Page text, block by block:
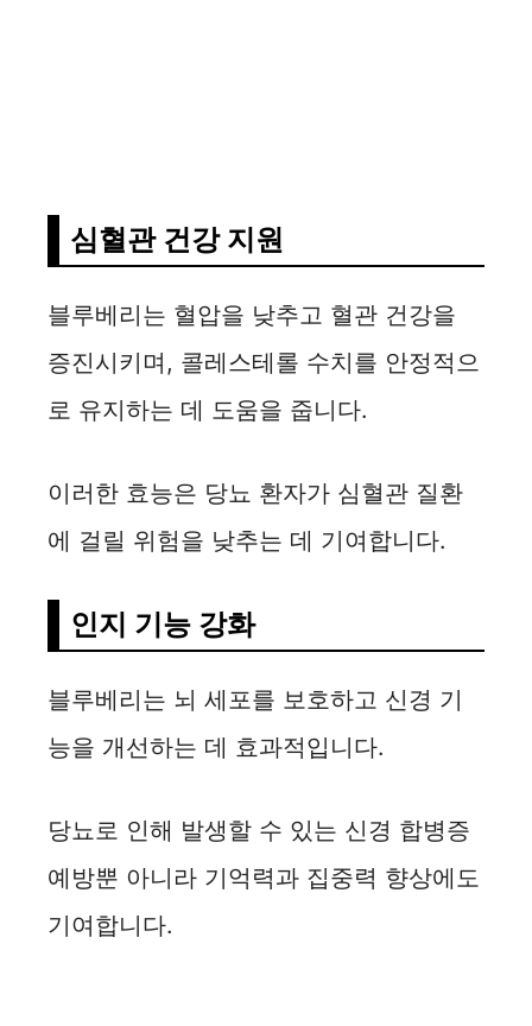
심혈관 건강 지원
블루베리는 혈압을 낮추고 혈관 건강을
증진시키며, 콜레스테롤 수치를 안정적으
로 유지하는 데 도움을 줍니다.
이러한 효능은 당뇨 환자가 심혈관 질환
에 걸릴 위험을 낮추는 데 기여합니다.
인지 기능 강화
블루베리는 뇌 세포를 보호하고 신경 기
능을 개선하는 데 효과적입니다.
당뇨로 인해 발생할 수 있는 신경 합병증
예방뿐 아니라 기억력과 집중력 향상에도
기여합니다.